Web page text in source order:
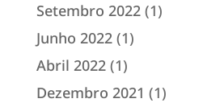
Setembro 2022(1)
Junho 2022(1)
Abril 2022(1)
Dezembro 2021 (1)